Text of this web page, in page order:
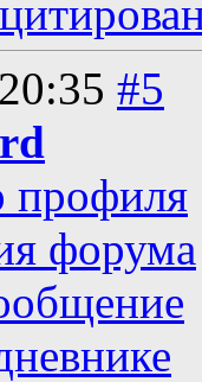
20:35 #5
профиля
форума